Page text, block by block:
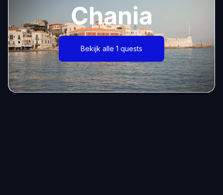
Chania
Bekijk alle 1 quests